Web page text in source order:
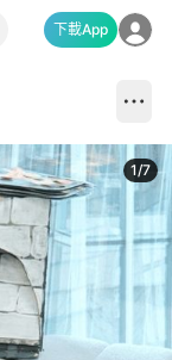
下載App
1/7